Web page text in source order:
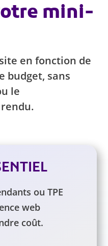
mini-
en fonction de
budget, sans
le
ou TPE
web
coût.